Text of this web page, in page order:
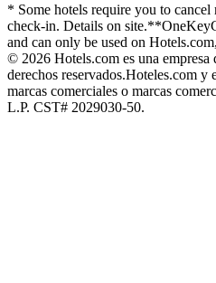
* Some hotels require you to
check-in. Details on site.
and can only be used on
© 2026 Hotels.com es una
derechos reservados.Hoteles.com y
marcas comerciales o marcas
L.P. CST# 2029030-50.